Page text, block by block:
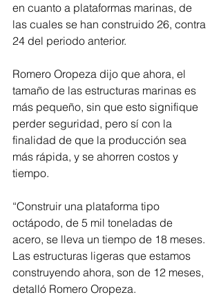
en cuanto a plataformas marinas, de
las cuales se han construido 26, contra
24 del periodo anterior.
Romero Oropeza dijo que ahora, el
tamaño de las estructuras marinas es
más pequeño, sin que esto signifique
perder seguridad, pero sí con la
finalidad de que la producción sea
más rápida, y se ahorren costos y
tiempo.
“Construir una plataforma tipo
octápodo, de 5 mil toneladas de
acero, se lleva un tiempo de 18 meses.
Las estructuras ligeras que estamos
construyendo ahora, son de 12 meses,
detalló Romero Oropeza.